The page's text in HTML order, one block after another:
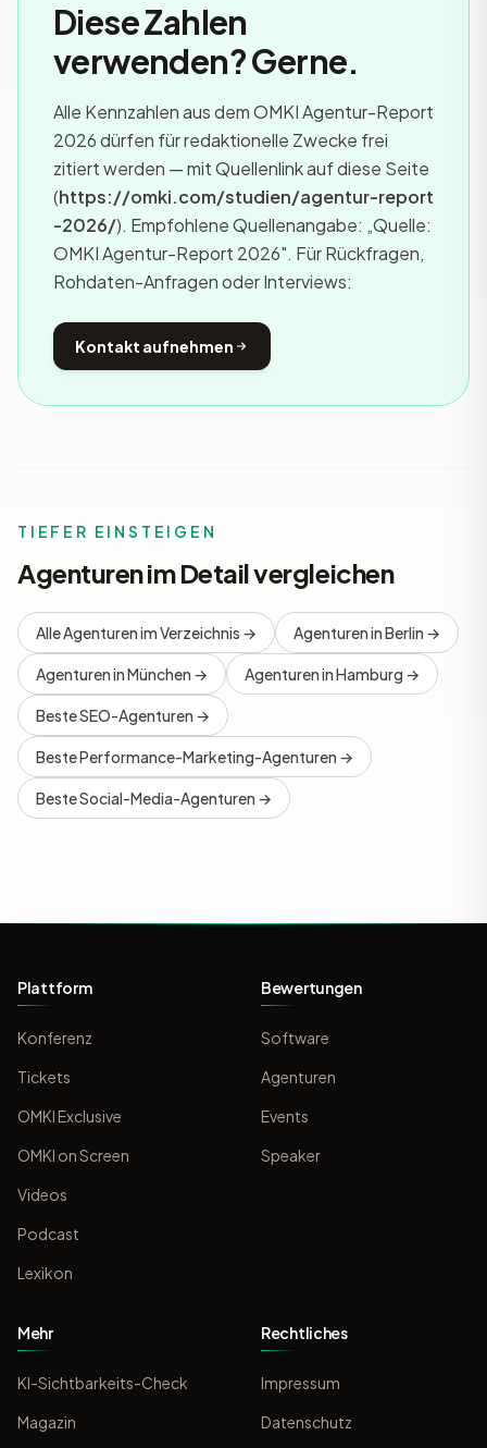
Diese Zahlen
verwenden? Gerne.
Alle Kennzahlen aus dem OMKI Agentur-Report
2026 dürfen für redaktionelle Zwecke frei
zitiert werden — mit Quellenlink auf diese Seite
(https://omki.com/studien/agentur-report
-2026/). Empfohlene Quellenangabe: „Quelle:
OMKI Agentur-Report 2026". Für Rückfragen,
Rohdaten-Anfragen oder Interviews:
Kontakt aufnehmen
TIEFER EINSTEIGEN
Agenturen im Detail vergleichen
Alle Agenturen im Verzeichnis → Agenturen in Berlin →
Agenturen in München → Agenturen in Hamburg →
Beste SEO-Agenturen →
Beste Performance-Marketing-Agenturen →
Beste Social-Media-Agenturen →
Plattform
Konferenz
Tickets
OMKI Exclusive
OMKI on Screen
Videos
Podcast
Lexikon
Bewertungen
Software
Agenturen
Events
Speaker
Mehr
KI-Sichtbarkeits-Check
Magazin
Rechtliches
Impressum
Datenschutz